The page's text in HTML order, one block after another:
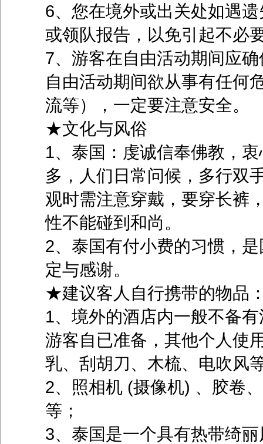
6、您在境外或出关处如遇
或领队报告，以免引起不必
7、游客在自由活动期间应
自由活动期间欲从事有任何
流等），一定要注意安全。
★文化与风俗
1、泰国：虔诚信奉佛教，
多，人们日常问候，多行双
观时需注意穿戴，要穿长裤
性不能碰到和尚。
2、泰国有付小费的习惯，
定与感谢。
★建议客人自行携带的物品
1、境外的酒店内一般不备
游客自已准备，其他个人使
乳、刮胡刀、木梳、电吹风
2、照相机 (摄像机) 、胶卷
等；
3、泰国是一个具有热带绮